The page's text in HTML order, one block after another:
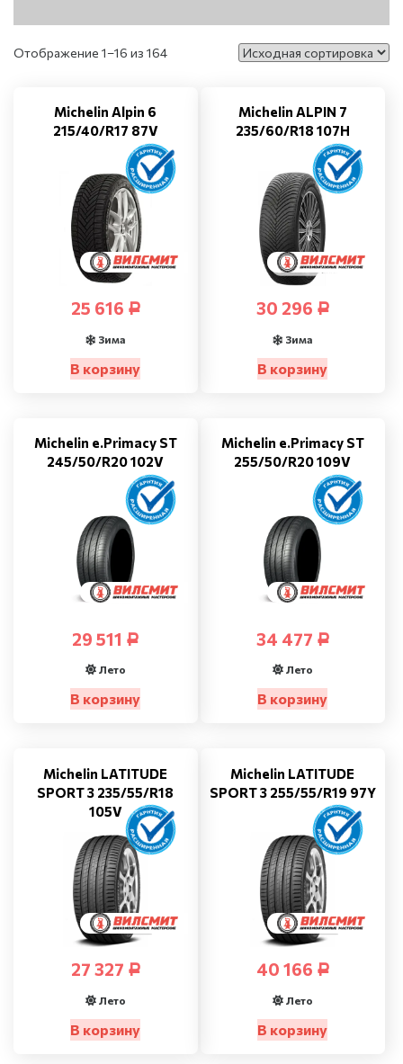
Отображение 1–16 из 164
Michelin Alpin 6
215/40/R17 87V
25 616 Р
Зима
В корзину
Michelin ALPIN 7
235/60/R18 107H
30 296 Р
Зима
В корзину
Michelin e.Primacy ST
245/50/R20 102V
29 511 Р
Лето
В корзину
Michelin e.Primacy ST
255/50/R20 109V
34 477 Р
Лето
В корзину
Michelin LATITUDE
SPORT 3 235/55/R18
105V
27 327 Р
Лето
В корзину
Michelin LATITUDE
SPORT 3 255/55/R19 97Y
40 166 Р
Лето
В корзину